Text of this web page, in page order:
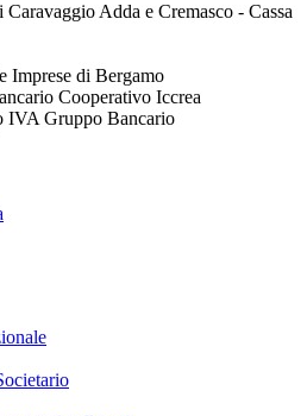
Adda e Cremasco - Cassa
Imprese di Bergamo
Cooperativo Iccrea
IVA Gruppo Bancario